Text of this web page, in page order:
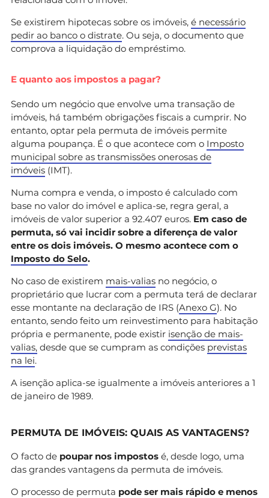
Se existirem hipotecas sobre os imóveis, é necessário
pedir ao banco o distrate. Ou seja, o documento que
comprova a liquidação do empréstimo.
E quanto aos impostos a pagar?
Sendo um negócio que envolve uma transação de
imóveis, há também obrigações fiscais a cumprir. No
entanto, optar pela permuta de imóveis permite
alguma poupança. É o que acontece com o Imposto
municipal sobre as transmissões onerosas de
imóveis (IMT).
Numa compra e venda, o imposto é calculado com
base no valor do imóvel e aplica-se, regra geral, a
imóveis de valor superior a 92.407 euros. Em caso de
permuta, só vai incidir sobre a diferença de valor
entre os dois imóveis. O mesmo acontece com o
Imposto do Selo.
No caso de existirem mais-valias no negócio, o
proprietário que lucrar com a permuta terá de declarar
esse montante na declaração de IRS (Anexo G). No
entanto, sendo feito um reinvestimento para habitação
própria e permanente, pode existir isenção de mais-
valias, desde que se cumpram as condições previstas
na lei.
A isenção aplica-se igualmente a imóveis anteriores a 1
de janeiro de 1989.
PERMUTA DE IMÓVEIS: QUAIS AS VANTAGENS?
O facto de poupar nos impostos é, desde logo, uma
das grandes vantagens da permuta de imóveis.
O processo de permuta pode ser mais rápido e menos